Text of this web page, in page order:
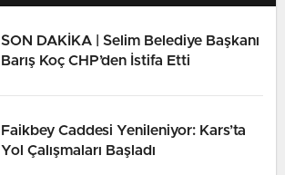
SON DAKİKA | Selim Belediye Başkanı
Barış Koç CHP’den İstifa Etti
Faikbey Caddesi Yenileniyor: Kars’ta
Yol Çalışmaları Başladı